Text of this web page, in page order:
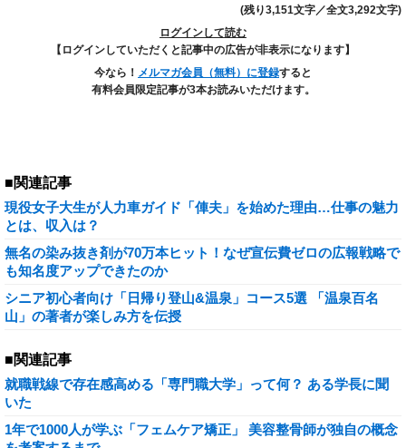
(残り3,151文字／全文3,292文字)
ログインして読む
【ログインしていただくと記事中の広告が非表示になります】
今なら！ メルマガ会員（無料）に登録すると
有料会員限定記事が3本お読みいただけます。
■関連記事
現役女子大生が人力車ガイド「俥夫」を始めた理由…仕事の魅力
とは、収入は？
無名の染み抜き剤が70万本ヒット！なぜ宣伝費ゼロの広報戦略で
も知名度アップできたのか
シニア初心者向け「日帰り登山&温泉」コース5選 「温泉百名
山」の著者が楽しみ方を伝授
■関連記事
就職戦線で存在感高める「専門職大学」って何？ ある学長に聞
いた
1年で1000人が学ぶ「フェムケア矯正」 美容整骨師が独自の概念